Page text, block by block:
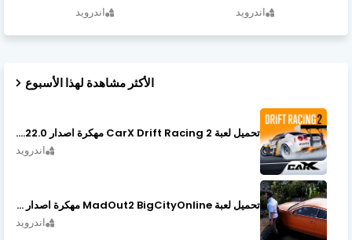
اندرويد اندرويد
الأكثر مشاهدة لهذا الأسبوع
تحميل لعبة CarX Drift Racing 2 مهكرة اصدار v1.22.0
اندرويد
تحميل لعبة MadOut2 BigCityOnline مهكرة اصدار v10.48
اندرويد